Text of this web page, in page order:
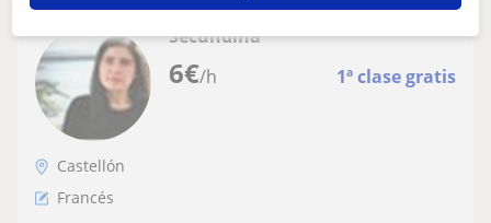
6€/h 1ª clase gratis
Secundina
Castellón
Francés